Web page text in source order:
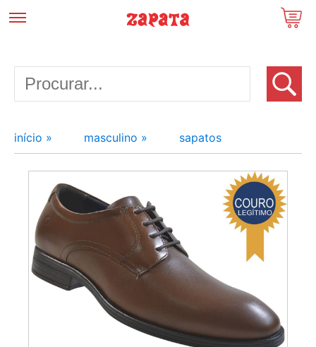
início » masculino » sapatos